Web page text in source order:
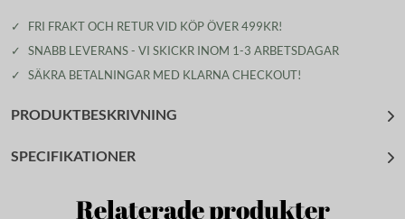
✓
FRI FRAKT OCH RETUR VID KÖP ÖVER 499KR!
✓
SNABB LEVERANS - VI SKICKR INOM 1-3 ARBETSDAGAR
✓
SÄKRA BETALNINGAR MED KLARNA CHECKOUT!
PRODUKTBESKRIVNING
SPECIFIKATIONER
Relaterade produkter